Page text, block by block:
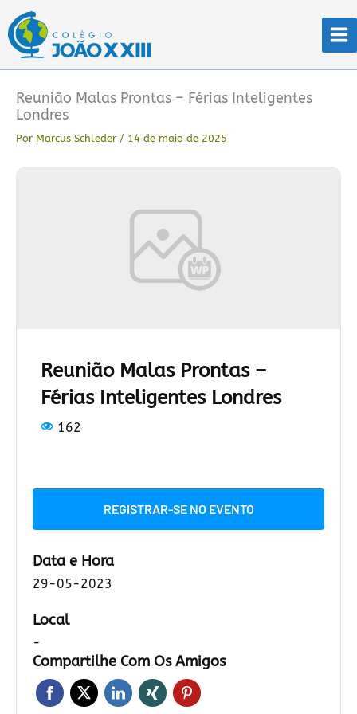
para
conteúdo
Reunião Malas Prontas – Férias Inteligentes
Londres
Por Marcus Schleder / 14 de maio de 2025
Reunião Malas Prontas –
Férias Inteligentes Londres
162
REGISTRAR-SE NO EVENTO
Data e Hora
29-05-2023
Local
-
Compartilhe Com Os Amigos